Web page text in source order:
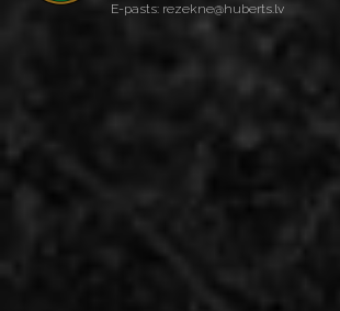
E-pasts: rezekne@huberts.lv